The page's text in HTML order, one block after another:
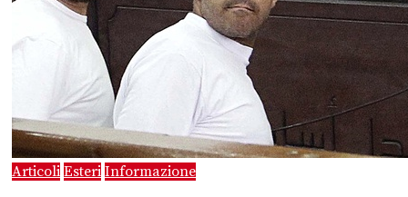
Articoli Esteri Informazione